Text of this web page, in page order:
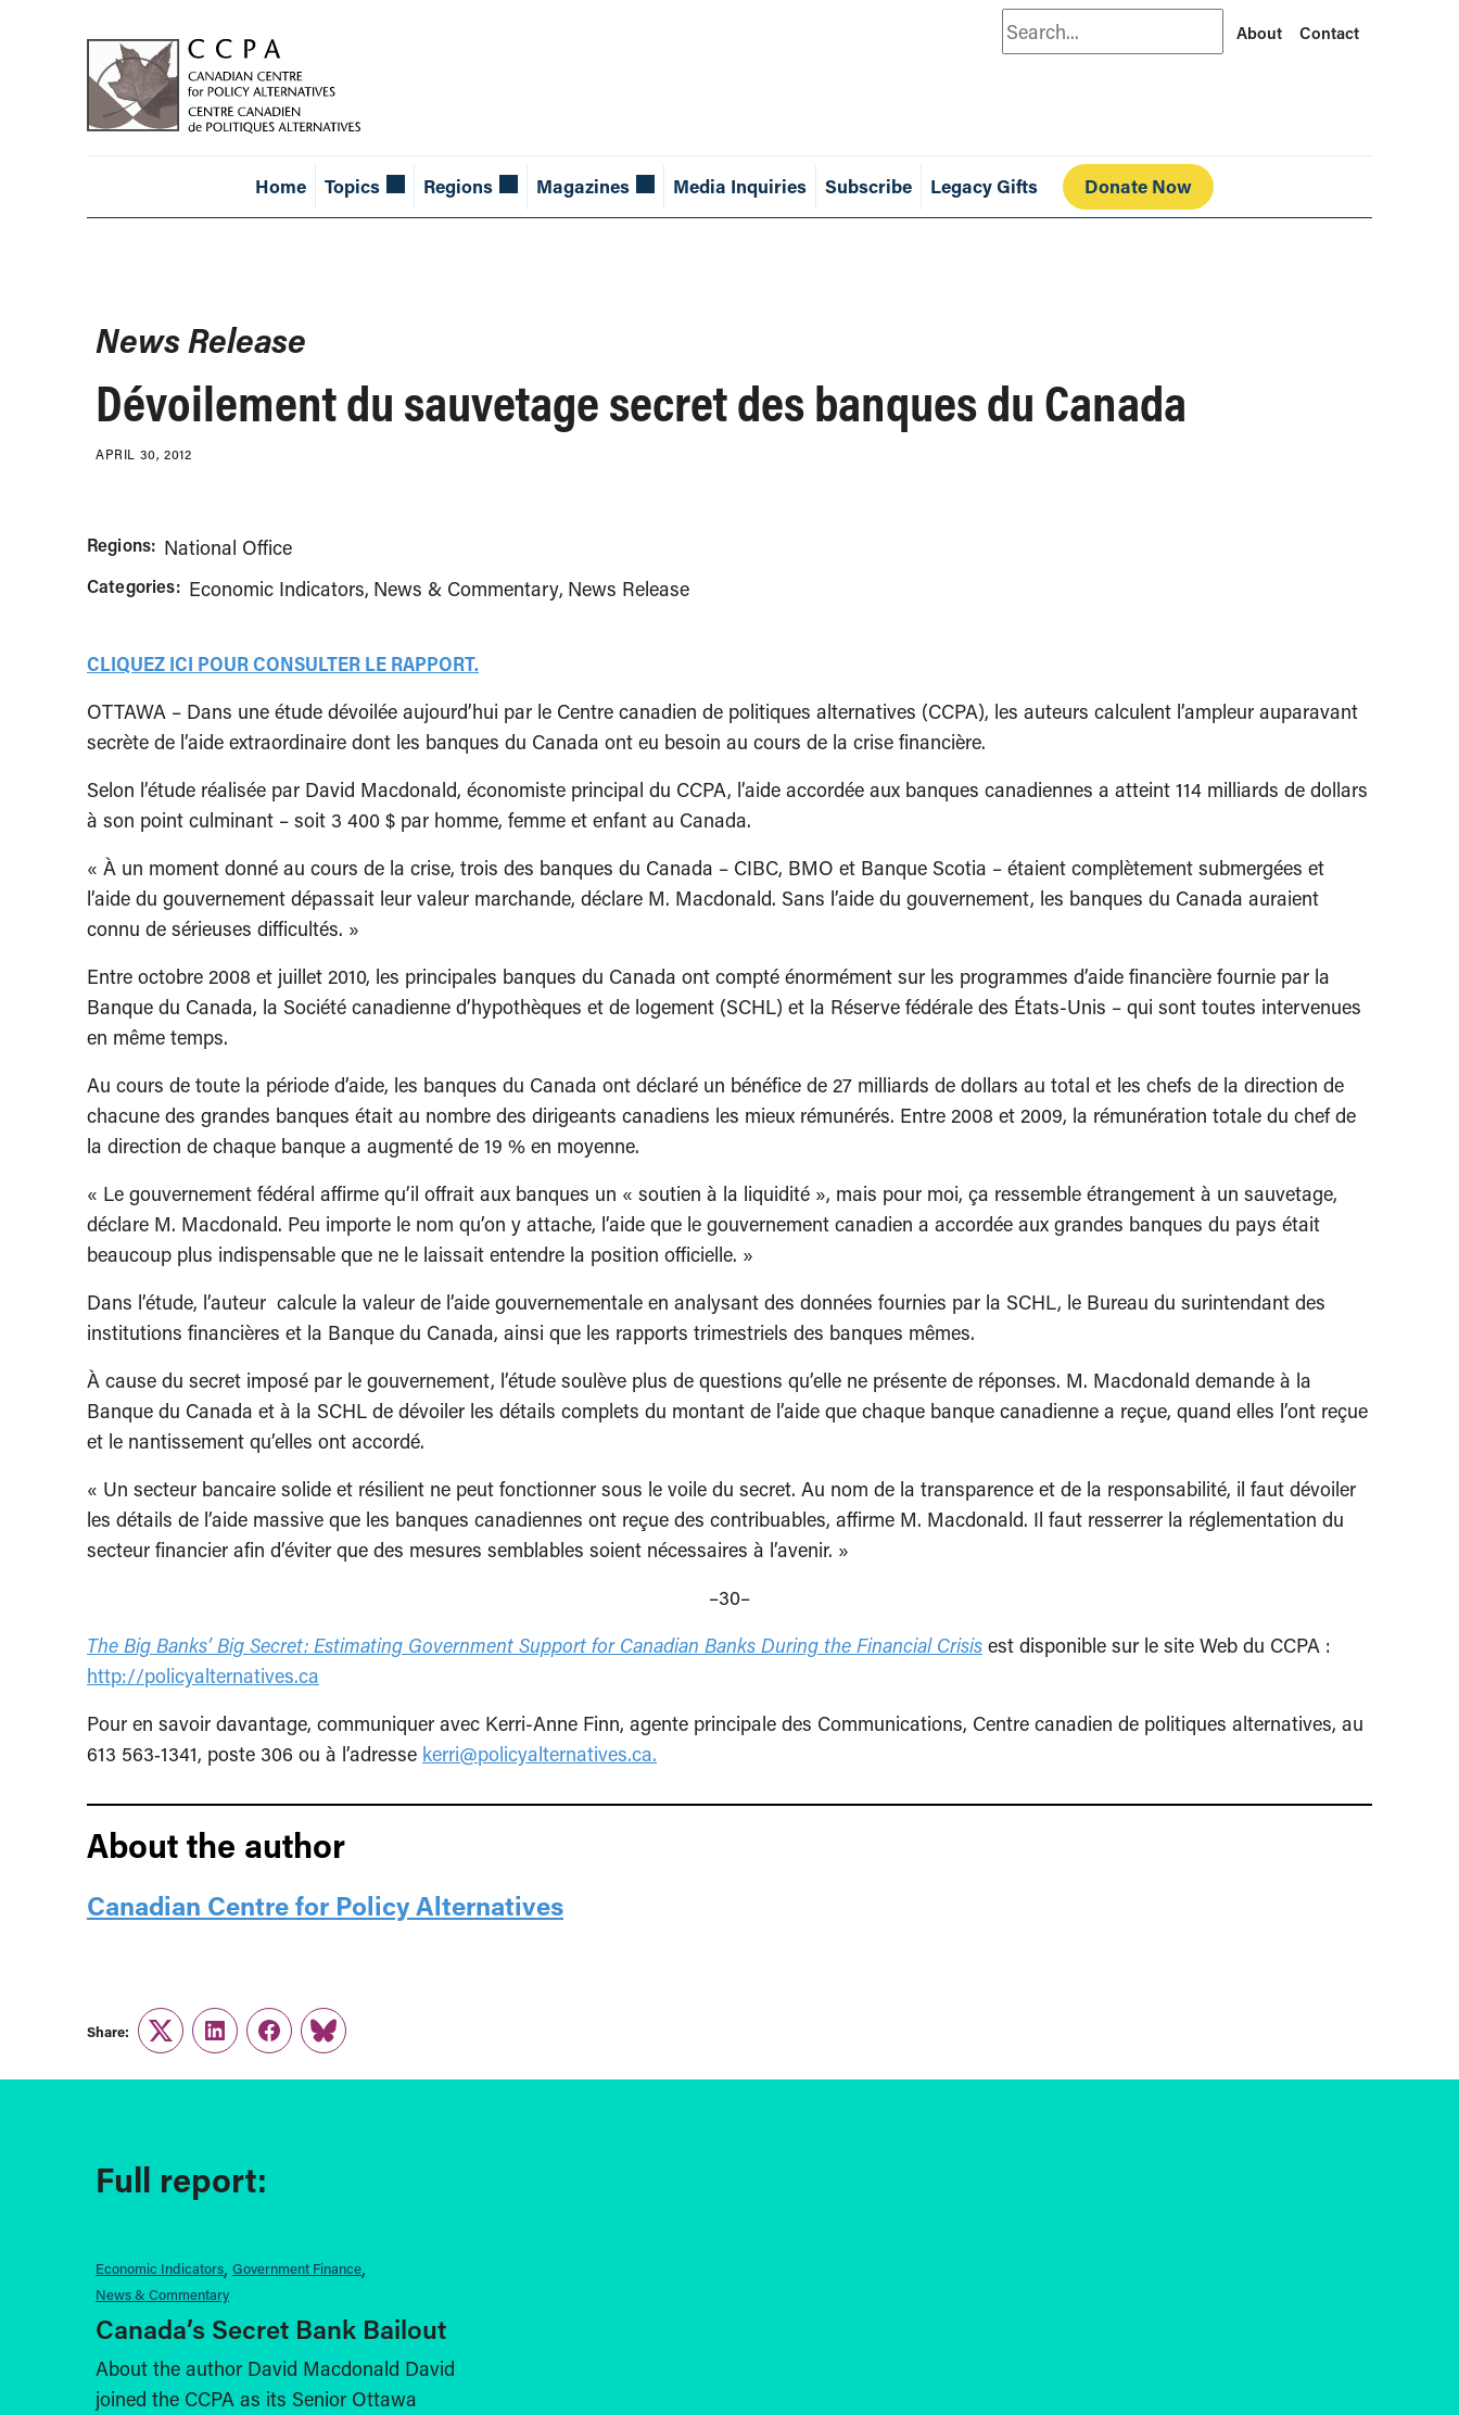
Search About Contact
Home Topics Regions Magazines Media Inquiries Subscribe Legacy Gifts Donate Now
News Release
Dévoilement du sauvetage secret des banques du Canada
APRIL 30, 2012
Regions: National Office
Categories: Economic Indicators News & Commentary News Release
CLIQUEZ ICI POUR CONSULTER LE RAPPORT.
OTTAWA – Dans une étude dévoilée aujourd’hui par le Centre canadien de politiques alternatives (CCPA), les auteurs calculent l’ampleur auparavant
secrète de l’aide extraordinaire dont les banques du Canada ont eu besoin au cours de la crise financière.
Selon l’étude réalisée par David Macdonald, économiste principal du CCPA, l’aide accordée aux banques canadiennes a atteint 114 milliards de dollars
à son point culminant – soit 3 400 $ par homme, femme et enfant au Canada.
« À un moment donné au cours de la crise, trois des banques du Canada – CIBC, BMO et Banque Scotia – étaient complètement submergées et
l’aide du gouvernement dépassait leur valeur marchande, déclare M. Macdonald. Sans l’aide du gouvernement, les banques du Canada auraient
connu de sérieuses difficultés. »
Entre octobre 2008 et juillet 2010, les principales banques du Canada ont compté énormément sur les programmes d’aide financière fournie par la
Banque du Canada, la Société canadienne d’hypothèques et de logement (SCHL) et la Réserve fédérale des États-Unis – qui sont toutes intervenues
en même temps.
Au cours de toute la période d’aide, les banques du Canada ont déclaré un bénéfice de 27 milliards de dollars au total et les chefs de la direction de
chacune des grandes banques était au nombre des dirigeants canadiens les mieux rémunérés. Entre 2008 et 2009, la rémunération totale du chef de
la direction de chaque banque a augmenté de 19 % en moyenne.
« Le gouvernement fédéral affirme qu’il offrait aux banques un « soutien à la liquidité », mais pour moi, ça ressemble étrangement à un sauvetage,
déclare M. Macdonald. Peu importe le nom qu’on y attache, l’aide que le gouvernement canadien a accordée aux grandes banques du pays était
beaucoup plus indispensable que ne le laissait entendre la position officielle. »
Dans l’étude, l’auteur calcule la valeur de l’aide gouvernementale en analysant des données fournies par la SCHL, le Bureau du surintendant des
institutions financières et la Banque du Canada, ainsi que les rapports trimestriels des banques mêmes.
À cause du secret imposé par le gouvernement, l’étude soulève plus de questions qu’elle ne présente de réponses. M. Macdonald demande à la
Banque du Canada et à la SCHL de dévoiler les détails complets du montant de l’aide que chaque banque canadienne a reçue, quand elles l’ont reçue
et le nantissement qu’elles ont accordé.
« Un secteur bancaire solide et résilient ne peut fonctionner sous le voile du secret. Au nom de la transparence et de la responsabilité, il faut dévoiler
les détails de l’aide massive que les banques canadiennes ont reçue des contribuables, affirme M. Macdonald. Il faut resserrer la réglementation du
secteur financier afin d’éviter que des mesures semblables soient nécessaires à l’avenir. »
–30–
The Big Banks’ Big Secret: Estimating Government Support for Canadian Banks During the Financial Crisis est disponible sur le site Web du CCPA :
http://policyalternatives.ca
Pour en savoir davantage, communiquer avec Kerri-Anne Finn, agente principale des Communications, Centre canadien de politiques alternatives, au
613 563‑1341, poste 306 ou à l’adresse kerri@policyalternatives.ca.
About the author
Canadian Centre for Policy Alternatives
Share:
TwitterLinkedInFacebook
Link
Full report:
Economic Indicators Government Finance
News & Commentary
Canada’s Secret Bank Bailout
About the author David Macdonald David
joined the CCPA as its Senior Ottawa